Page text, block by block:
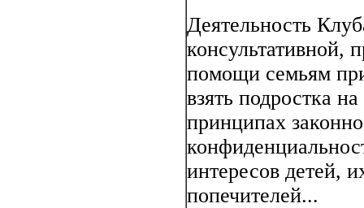
Деятельность
консультативной,
помощи семьям
взять подростка
принципах
интересов детей,
попечителей...